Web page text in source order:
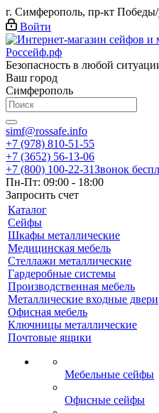
г. Симферополь, пр-кт Победы/
Войти
Безопасность в любой
Ваш город
Симферополь
simf@rossafe.info
+7 (978) 810-51-55
+7 (3652) 56-13-06
+7 (800) 100-22-31Звонок
Пн-Пт: 09:00 - 18:00
Запросить счет
Каталог
Сейфы
Шкафы металлические
Медицинская мебель
Стеллажи металлические
Гардеробные системы
Производственная мебель
Металлические входные двери
Офисная мебель
Ключницы металлические
Почтовые ящики
Мебельные сейфы
Офисные сейфы